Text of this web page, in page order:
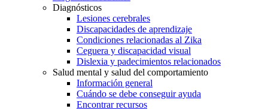
Diagnósticos
Lesiones cerebrales
Discapacidades de aprendizaje
Condiciones relacionadas al Zika
Ceguera y discapacidad visual
Dislexia y padecimientos relacionados
Salud mental y salud del comportamiento
Información general
Cuándo se debe conseguir ayuda
Encontrar recursos